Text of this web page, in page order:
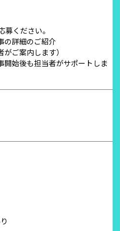
ください。
の詳細のご紹介
ご案内します）
開始後も担当者がサポートしま